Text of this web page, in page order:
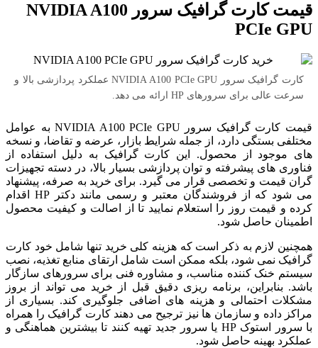
قیمت کارت گرافیک سرور NVIDIA A100
PCIe GPU
کارت گرافیک سرور NVIDIA A100 PCIe GPU عملکرد پردازشی بالا و
سرعت عالی برای سرورهای HP ارائه می دهد.
قیمت کارت گرافیک سرور NVIDIA A100 PCIe GPU به عوامل
مختلفی بستگی دارد، از جمله شرایط بازار، عرضه و تقاضا، و نسخه
های موجود از محصول. این کارت گرافیک به دلیل استفاده از
فناوری های پیشرفته و توان پردازشی بسیار بالا، در دسته تجهیزات
گران قیمت و تخصصی قرار می گیرد. برای خرید به صرفه، پیشنهاد
می شود که از فروشندگان معتبر و رسمی مانند دکتر HP اقدام
کرده و قیمت روز را استعلام نمایید تا از اصالت و کیفیت محصول
اطمینان حاصل شود.
همچنین لازم به ذکر است که هزینه کلی خرید تنها شامل خود کارت
گرافیک نمی شود، بلکه ممکن است شامل ارتقای منابع تغذیه، نصب
سیستم خنک کننده مناسب، و مشاوره فنی برای سرورهای سازگار
باشد. بنابراین، برنامه ریزی دقیق قبل از خرید می تواند از بروز
مشکلات احتمالی و هزینه های اضافی جلوگیری کند. بسیاری از
مراکز داده و سازمان ها نیز ترجیح می دهند کارت گرافیک را همراه
با سرور استوک HP یا سرور جدید تهیه کنند تا بیشترین هماهنگی و
عملکرد بهینه حاصل شود.